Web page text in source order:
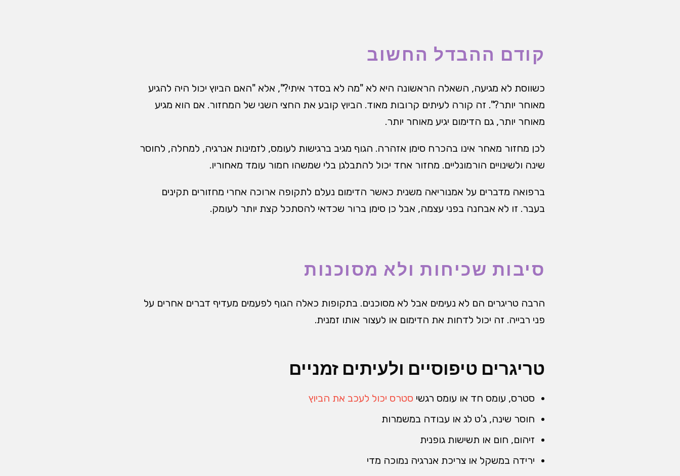
קודם ההבדל החשוב
כשווסת לא מגיעה, השאלה הראשונה היא לא "מה לא בסדר איתי?", אלא "האם הביוץ יכול היה להגיע
מאוחר יותר?". זה קורה לעיתים קרובות מאוד. הביוץ קובע את החצי השני של המחזור. אם הוא מגיע
מאוחר יותר, גם הדימום יגיע מאוחר יותר.
לכן מחזור מאחר אינו בהכרח סימן אזהרה. הגוף מגיב ברגישות לעומס, לזמינות אנרגיה, למחלה, לחוסר
שינה ולשינויים הורמונליים. מחזור אחד יכול להתבלגן בלי שמשהו חמור עומד מאחוריו.
ברפואה מדברים על אמנוריאה משנית כאשר הדימום נעלם לתקופה ארוכה אחרי מחזורים תקינים
בעבר. זו לא אבחנה בפני עצמה, אבל כן סימן ברור שכדאי להסתכל קצת יותר לעומק.
סיבות שכיחות ולא מסוכנות
הרבה טריגרים הם לא נעימים אבל לא מסוכנים. בתקופות כאלה הגוף לפעמים מעדיף דברים אחרים על
פני רבייה. זה יכול לדחות את הדימום או לעצור אותו זמנית.
טריגרים טיפוסיים ולעיתים זמניים
סטרס, עומס חד או עומס רגשי סטרס יכול לעכב את הביוץ
חוסר שינה, ג'ט לג או עבודה במשמרות
זיהום, חום או תשישות גופנית
ירידה במשקל או צריכת אנרגיה נמוכה מדי